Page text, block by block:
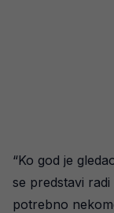
“Ko god je
se predstavi
potrebno